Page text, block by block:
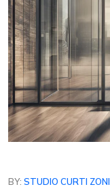
BY: STUDIO CURTI ZONI